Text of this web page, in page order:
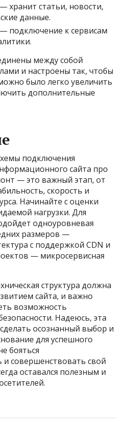
— хранит статьи, новости,
данные.
— подключение к сервисам
между собой
и настроены так, чтобы
было легко увеличить
дополнительные
подключения
сайта про
— это важный этап, от
скорость и
Начинайте с оценки
нагрузки. Для
одноуровневая
размеров —
с поддержкой CDN и
— микросервисная
структура должна
сайта, и важно
возможность
Надеюсь, эта
осознанный выбор и
для успешного
бояться
совершенствовать свой
оставался полезным и